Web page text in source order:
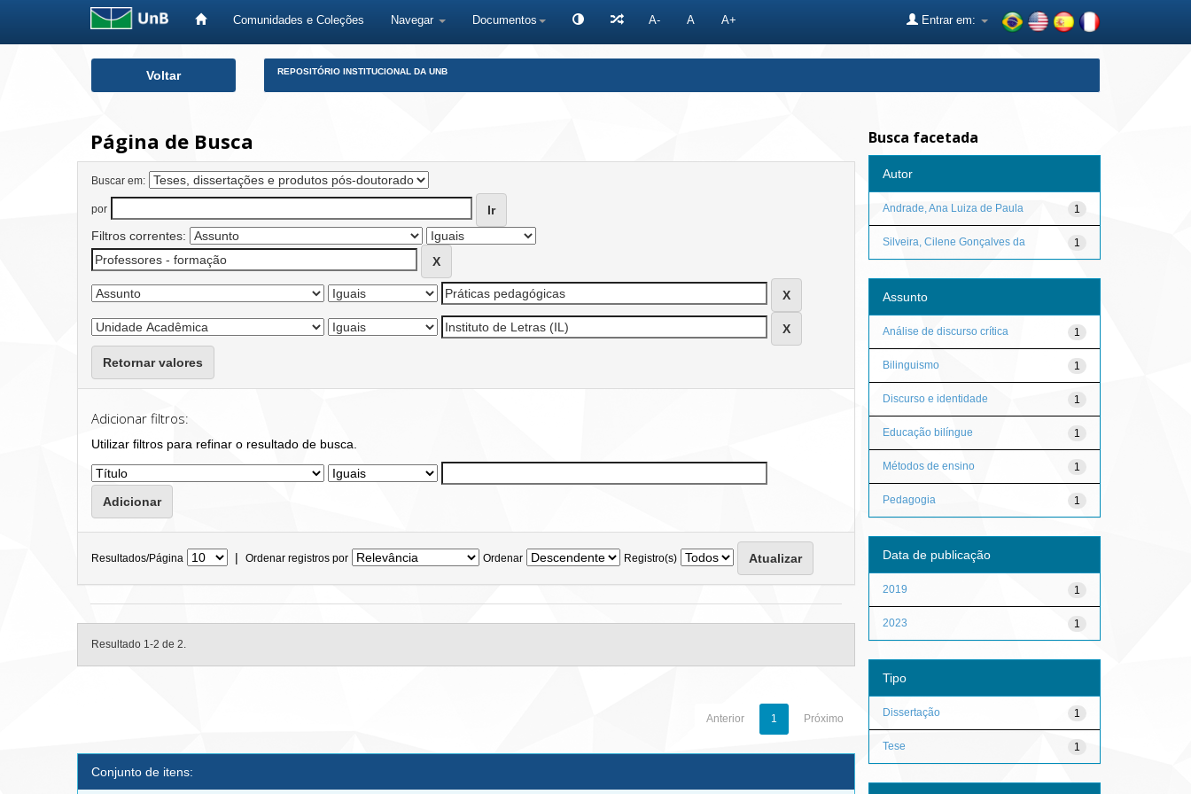
Comunidades e Coleções Navegar Documentos A- A A+ Entrar em:
Voltar REPOSITÓRIO INSTITUCIONAL DA UNB
Página de Busca
Buscar em:
por
Filtros correntes:
Retornar valores
Adicionar filtros:
Utilizar filtros para refinar o resultado de busca.
Resultados/Página | Ordenar registros por Ordenar Registro(s)
Resultado 1-2 de 2.
Anterior 1 Próximo
Conjunto de itens:
Busca facetada
Autor
1
Andrade, Ana Luiza de Paula
1
Silveira, Cilene Gonçalves da
Assunto
1
Análise de discurso crítica
1
Bilinguismo
1
Discurso e identidade
1
Educação bilíngue
1
Métodos de ensino
1
Pedagogia
Data de publicação
1
2019
1
2023
Tipo
1
Dissertação
1
Tese